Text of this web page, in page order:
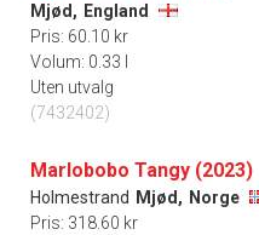
Mjød, England
Pris: 60.10 kr
Volum: 0.33 l
Uten utvalg
(7432402)
Marlobobo Tangy (2023)
Holmestrand Mjød, Norge
Pris: 318.60 kr